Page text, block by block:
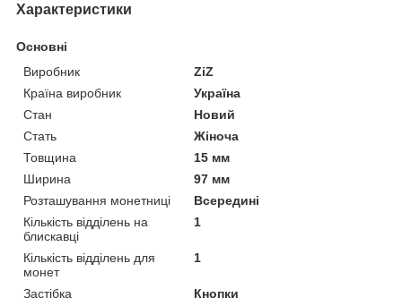
Характеристики
Основні
Виробник
ZiZ
Країна виробник
Україна
Стан
Новий
Стать
Жіноча
Товщина
15 мм
Ширина
97 мм
Розташування монетниці
Всередині
Кількість відділень на
блискавці
1
Кількість відділень для
монет
1
Застібка
Кнопки